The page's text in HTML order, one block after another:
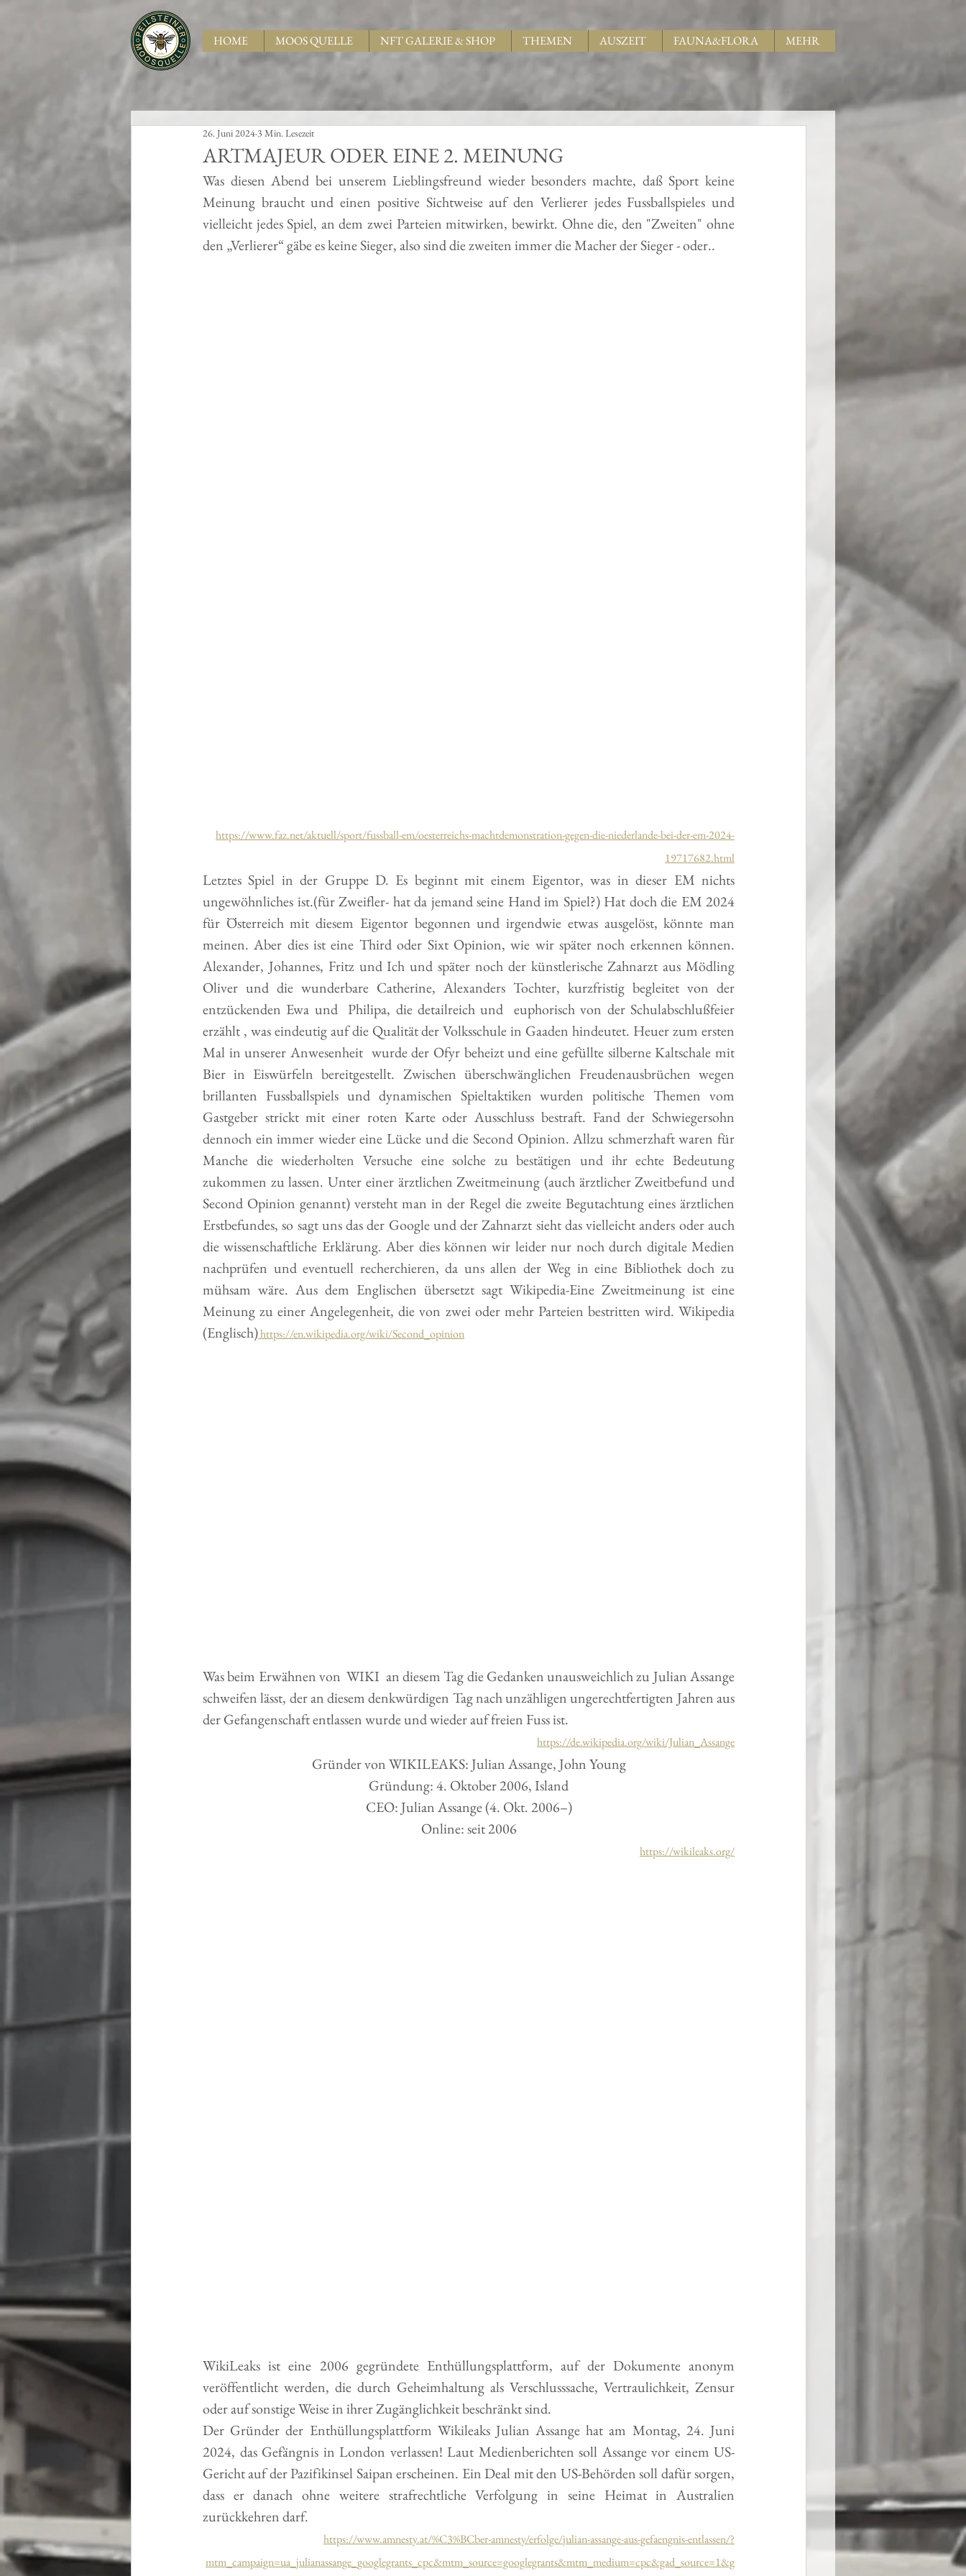
HOME MOOS QUELLE NFT GALERIE & SHOP THEMEN AUSZEIT FAUNA&FLORA MEHR
ARTMAJEUR ODER EINE 2. MEINUNG
26. Juni 2024 3 Min. Lesezeit
Was diesen Abend bei unserem Lieblingsfreund wieder besonders machte, daß Sport keine
Meinung braucht und einen positive Sichtweise auf den Verlierer jedes Fussballspieles und
vielleicht jedes Spiel, an dem zwei Parteien mitwirken, bewirkt. Ohne die, den "Zweiten" ohne
den „Verlierer“ gäbe es keine Sieger, also sind die zweiten immer die Macher der Sieger - oder..
https://www.faz.net/aktuell/sport/fussball-em/oesterreichs-machtdemonstration-gegen-die-niederlande-bei-der-em-2024-
19717682.html
Letztes Spiel in der Gruppe D. Es beginnt mit einem Eigentor, was in dieser EM nichts
ungewöhnliches ist.(für Zweifler- hat da jemand seine Hand im Spiel?) Hat doch die EM 2024
für Österreich mit diesem Eigentor begonnen und irgendwie etwas ausgelöst, könnte man
meinen. Aber dies ist eine Third oder Sixt Opinion, wie wir später noch erkennen können.
Alexander, Johannes, Fritz und Ich und später noch der künstlerische Zahnarzt aus Mödling
Oliver und die wunderbare Catherine, Alexanders Tochter, kurzfristig begleitet von der
entzückenden Ewa und  Philipa, die detailreich und  euphorisch von der Schulabschlußfeier
erzählt , was eindeutig auf die Qualität der Volksschule in Gaaden hindeutet. Heuer zum ersten
Mal in unserer Anwesenheit  wurde der Ofyr beheizt und eine gefüllte silberne Kaltschale mit
Bier in Eiswürfeln bereitgestellt. Zwischen überschwänglichen Freudenausbrüchen wegen
brillanten Fussballspiels und dynamischen Spieltaktiken wurden politische Themen vom
Gastgeber strickt mit einer roten Karte oder Ausschluss bestraft. Fand der Schwiegersohn
dennoch ein immer wieder eine Lücke und die Second Opinion. Allzu schmerzhaft waren für
Manche die wiederholten Versuche eine solche zu bestätigen und ihr echte Bedeutung
zukommen zu lassen. Unter einer ärztlichen Zweitmeinung (auch ärztlicher Zweitbefund und
Second Opinion genannt) versteht man in der Regel die zweite Begutachtung eines ärztlichen
Erstbefundes, so sagt uns das der Google und der Zahnarzt sieht das vielleicht anders oder auch
die wissenschaftliche Erklärung. Aber dies können wir leider nur noch durch digitale Medien
nachprüfen und eventuell recherchieren, da uns allen der Weg in eine Bibliothek doch zu
mühsam wäre. Aus dem Englischen übersetzt sagt Wikipedia-Eine Zweitmeinung ist eine
Meinung zu einer Angelegenheit, die von zwei oder mehr Parteien bestritten wird. Wikipedia
(Englisch)https://en.wikipedia.org/wiki/Second_opinion
Was beim Erwähnen von  WIKI  an diesem Tag die Gedanken unausweichlich zu Julian Assange
schweifen lässt, der an diesem denkwürdigen Tag nach unzähligen ungerechtfertigten Jahren aus
der Gefangenschaft entlassen wurde und wieder auf freien Fuss ist.
https://de.wikipedia.org/wiki/Julian_Assange
Gründer von WIKILEAKS: Julian Assange, John Young
Gründung: 4. Oktober 2006, Island
CEO: Julian Assange (4. Okt. 2006–)
Online: seit 2006
https://wikileaks.org/
WikiLeaks ist eine 2006 gegründete Enthüllungsplattform, auf der Dokumente anonym
veröffentlicht werden, die durch Geheimhaltung als Verschlusssache, Vertraulichkeit, Zensur
oder auf sonstige Weise in ihrer Zugänglichkeit beschränkt sind.
Der Gründer der Enthüllungsplattform Wikileaks Julian Assange hat am Montag, 24. Juni
2024, das Gefängnis in London verlassen! Laut Medienberichten soll Assange vor einem US-
Gericht auf der Pazifikinsel Saipan erscheinen. Ein Deal mit den US-Behörden soll dafür sorgen,
dass er danach ohne weitere strafrechtliche Verfolgung in seine Heimat in Australien
zurückkehren darf.
https://www.amnesty.at/%C3%BCber-amnesty/erfolge/julian-assange-aus-gefaengnis-entlassen/?
mtm_campaign=ua_julianassange_googlegrants_cpc&mtm_source=googlegrants&mtm_medium=cpc&gad_source=1&g